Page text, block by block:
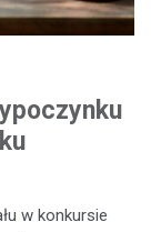
w konkursie